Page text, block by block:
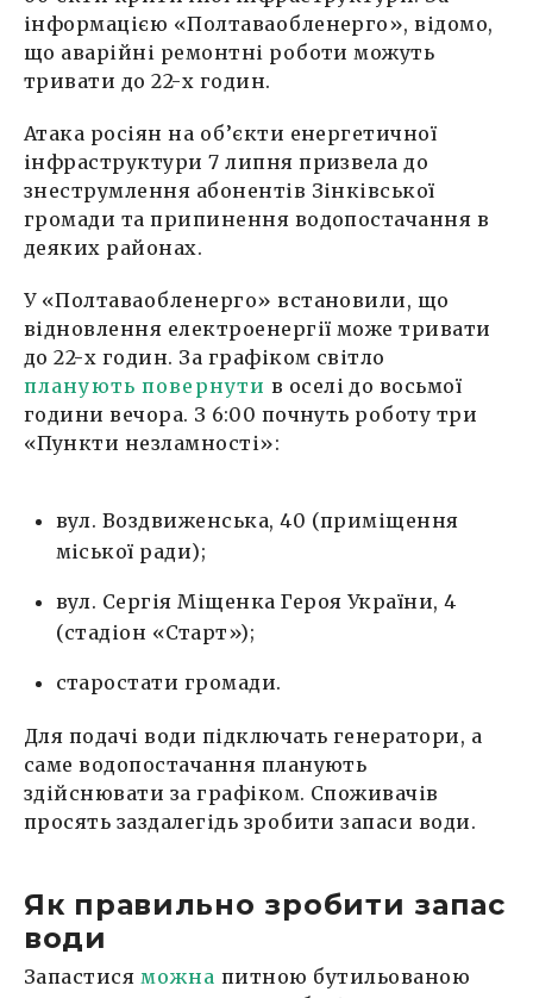
інформацією «Полтаваобленерго», відомо,
що аварійні ремонтні роботи можуть
тривати до 22-х годин.
Атака росіян на об’єкти енергетичної
інфраструктури 7 липня призвела до
знеструмлення абонентів Зінківської
громади та припинення водопостачання в
деяких районах.
У «Полтаваобленерго» встановили, що
відновлення електроенергії може тривати
до 22-х годин. За графіком світло
планують повернути в оселі до восьмої
години вечора. З 6:00 почнуть роботу три
«Пункти незламності»:
вул. Воздвиженська, 40 (приміщення
міської ради);
вул. Сергія Міщенка Героя України, 4
(стадіон «Старт»);
старостати громади.
Для подачі води підключать генератори, а
саме водопостачання планують
здійснювати за графіком. Споживачів
просять заздалегідь зробити запаси води.
Як правильно зробити запас
води
Запастися можна питною бутильованою